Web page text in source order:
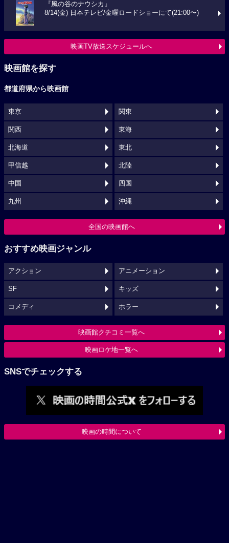
『風の谷のナウシカ』
8/14(金) 日本テレビ/金曜ロードショーにて(21:00〜)
映画TV放送スケジュールへ
映画館を探す
都道府県から映画館
東京 関東
関西 東海
北海道 東北
甲信越 北陸
中国 四国
九州 沖縄
全国の映画館へ
おすすめ映画ジャンル
アクション アニメーション
SF キッズ
コメディ ホラー
映画館クチコミ一覧へ
映画ロケ地一覧へ
SNSでチェックする
映画の時間について